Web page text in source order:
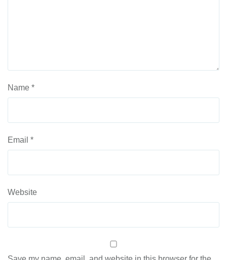
Name *
Email *
Website